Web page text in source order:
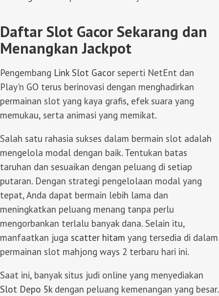
Daftar Slot Gacor Sekarang dan
Menangkan Jackpot
Pengembang Link Slot Gacor seperti NetEnt dan
Play'n GO terus berinovasi dengan menghadirkan
permainan slot yang kaya grafis, efek suara yang
memukau, serta animasi yang memikat.
Salah satu rahasia sukses dalam bermain slot adalah
mengelola modal dengan baik. Tentukan batas
taruhan dan sesuaikan dengan peluang di setiap
putaran. Dengan strategi pengelolaan modal yang
tepat, Anda dapat bermain lebih lama dan
meningkatkan peluang menang tanpa perlu
mengorbankan terlalu banyak dana. Selain itu,
manfaatkan juga scatter hitam yang tersedia di dalam
permainan slot mahjong ways 2 terbaru hari ini.
Saat ini, banyak situs judi online yang menyediakan
Slot Depo 5kdengan peluang kemenangan yang besar.